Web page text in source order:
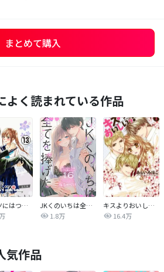
まとめて購入
よく読まれている作品
ハチミツにはつこい
JKくのいちは全てを捧げたい
1.8万
キスよりおいしいっ！
16.4万
気作品